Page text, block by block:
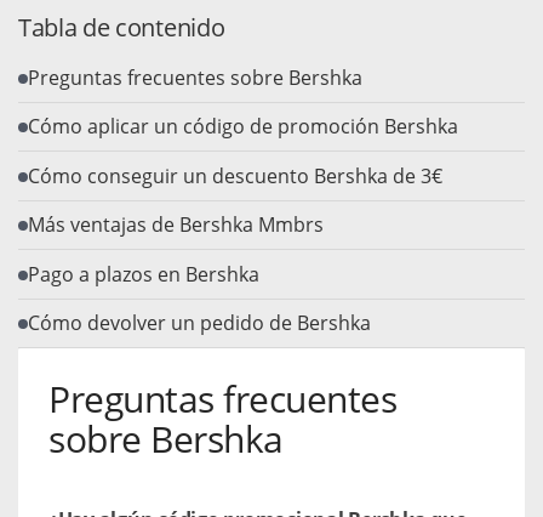
Tabla de contenido
Preguntas frecuentes sobre Bershka
Cómo aplicar un código de promoción Bershka
Cómo conseguir un descuento Bershka de 3€
Más ventajas de Bershka Mmbrs
Pago a plazos en Bershka
Cómo devolver un pedido de Bershka
Preguntas frecuentes
sobre Bershka